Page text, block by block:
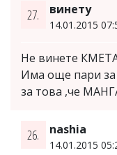
27. винету
14.01.2015
Не винете
Има още пари за
за това ,че
26. nashia
14.01.2015